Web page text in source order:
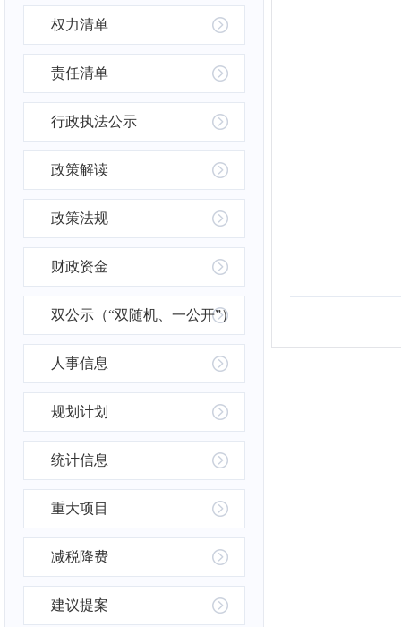
权力清单
责任清单
行政执法公示
政策解读
政策法规
财政资金
双公示（“双随机、一公开”）
人事信息
规划计划
统计信息
重大项目
减税降费
建议提案